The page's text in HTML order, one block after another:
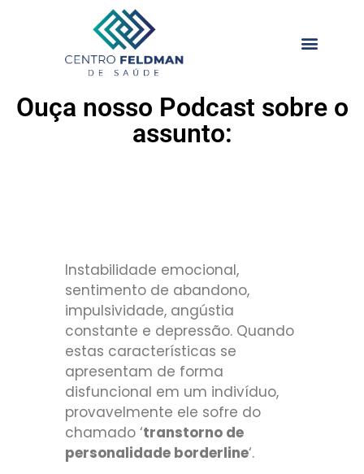
Ouça nosso Podcast sobre o
assunto:
Instabilidade emocional,
sentimento de abandono,
impulsividade, angústia
constante e depressão. Quando
estas características se
apresentam de forma
disfuncional em um indivíduo,
provavelmente ele sofre do
chamado ‘transtorno de
personalidade borderline‘.